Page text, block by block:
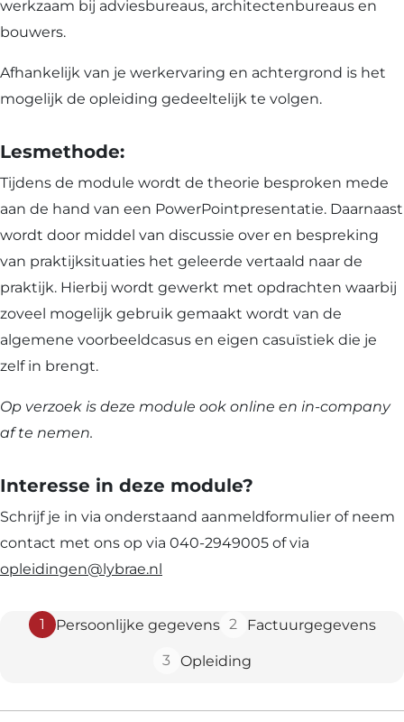
werkzaam bij adviesbureaus, architectenbureaus en
bouwers.
Afhankelijk van je werkervaring en achtergrond is het
mogelijk de opleiding gedeeltelijk te volgen.
Lesmethode:
Tijdens de module wordt de theorie besproken mede
aan de hand van een PowerPointpresentatie. Daarnaast
wordt door middel van discussie over en bespreking
van praktijksituaties het geleerde vertaald naar de
praktijk. Hierbij wordt gewerkt met opdrachten waarbij
zoveel mogelijk gebruik gemaakt wordt van de
algemene voorbeeldcasus en eigen casuïstiek die je
zelf in brengt.
Op verzoek is deze module ook online en in-company
af te nemen.
Interesse in deze module?
Schrijf je in via onderstaand aanmeldformulier of neem
contact met ons op via 040-2949005 of via
opleidingen@lybrae.nl
1 Persoonlijke gegevens 2 Factuurgegevens
3 Opleiding